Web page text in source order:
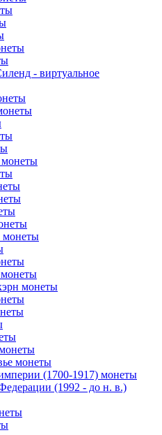
- виртуальное
монеты
монеты
монеты
(1700-1917) монеты
(1992 - до н. в.)